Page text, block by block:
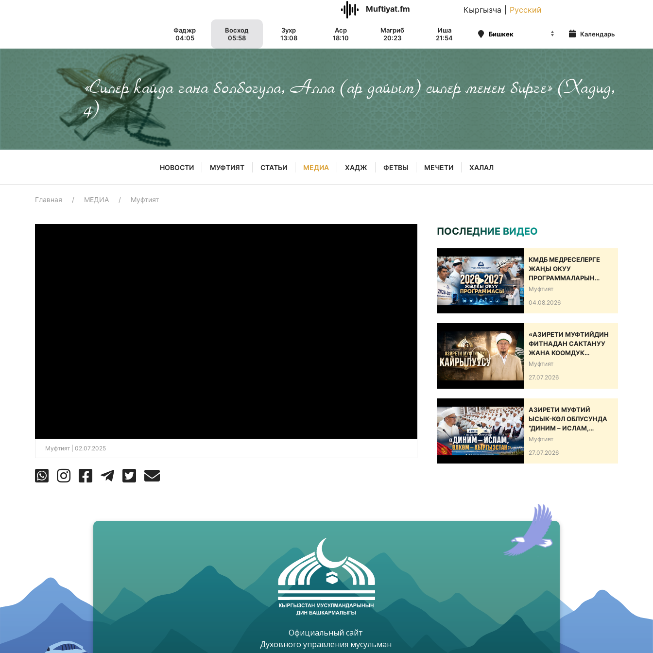
Muftiyat.fm Кыргызча Русский
Фаджр
04:05
Восход
05:58
Зухр
13:08
Аср
18:10
Магриб
20:23
Иша
21:54
Календарь
«Силер кайда гана болбогула, Алла (ар дайым) силер менен бирге» (Хадид,
4)
НОВОСТИ МУФТИЯТ СТАТЬИ МЕДИА ХАДЖ ФЕТВЫ МЕЧЕТИ ХАЛАЛ
Главная МЕДИА Муфтият
Муфтият | 02.07.2025
ПОСЛЕДНИЕ ВИДЕО
КМДБ МЕДРЕСЕЛЕРГЕ
ЖАҢЫ ОКУУ
ПРОГРАММАЛАРЫН
САНАРИПТИК БИЛИМ
ДОЛБООРДУ ИШКЕ
КИРГИЗДИ
Муфтият
04.08.2026
«АЗИРЕТИ МУФТИЙДИН
ФИТНАДАН САКТАНУУ
ЖАНА КООМДУК
ЫНТЫМАКТЫ БЕКЕМДӨӨ
Муфтият
27.07.2026
АЗИРЕТИ МУФТИЙ
ЫСЫК-КӨЛ ОБЛУСУНДА
“ДИНИМ – ИСЛАМ,
ӨЛКӨМ – КЫРГЫЗСТАН”
ӨТКӨРДҮ
Муфтият
27.07.2026
Официальный сайт
Духовного управления мусульман